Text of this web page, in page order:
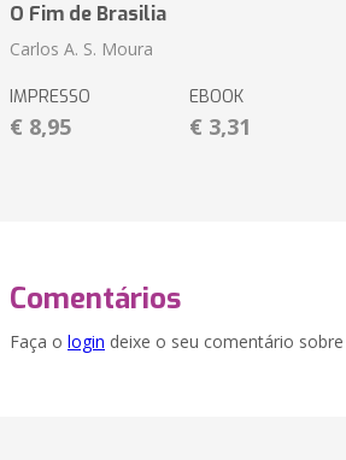
O Fim de Brasilia
Carlos A. S. Moura
IMPRESSO
€ 8,95
EBOOK
€ 3,31
Comentários
Faça o login deixe o seu comentário